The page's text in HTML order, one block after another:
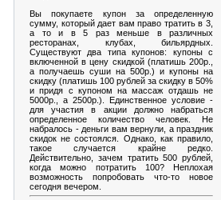
Вы покупаете купон за определенную
сумму, который дает вам право тратить в 3,
а то и в 5 раз меньше в различных
ресторанах, клубах, бильярдных.
Существуют два типа купонов: купоны с
включенной в цену скидкой (платишь 200р.,
а получаешь суши на 500р.) и купоны на
скидку (платишь 100 рублей за скидку в 50%
и придя с купоном на массаж отдашь не
5000р., а 2500р.). Единственное условие -
для участия в акции должно набраться
определенное количество человек. Не
набралось - деньги вам вернули, а праздник
скидок не состоялся. Однако, как правило,
такое случается крайне редко.
Действительно, зачем тратить 500 рублей,
когда можно потратить 100? Неплохая
возможность попробовать что-то новое
сегодня вечером.